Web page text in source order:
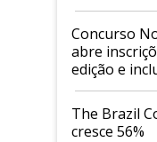
Concurso
abre
edição e
cafés
The Brazil
cresce 56%